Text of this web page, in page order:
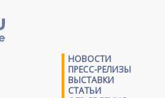
НОВОСТИ
ПРЕСС-РЕЛИЗЫ
ВЫСТАВКИ
СТАТЬИ